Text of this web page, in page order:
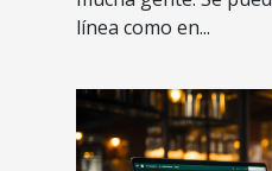
línea como en...